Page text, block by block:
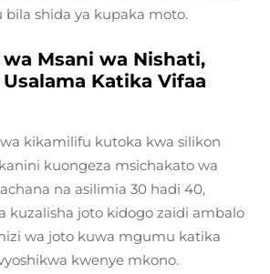
shida ya kupaka moto.
Msani wa Nishati,
Katika Vifaa
kikamilifu kutoka kwa silikon
kuongeza msichakato wa
na asilimia 30 hadi 40,
kuzalisha joto kidogo zaidi ambalo
wa joto kuwa mgumu katika
kwenye mkono.